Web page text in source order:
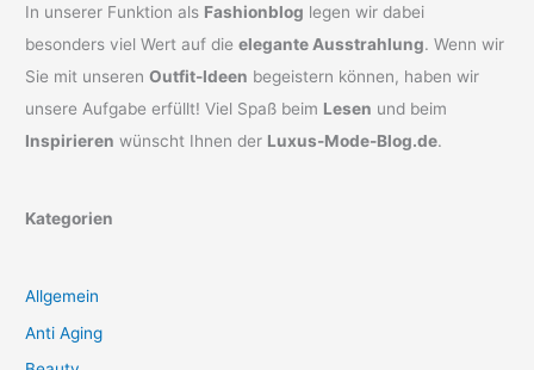
In unserer Funktion als Fashionblog legen wir dabei
besonders viel Wert auf dieelegante Ausstrahlung. Wenn wir
Sie mit unserenOutfit-Ideen begeistern können, haben wir
unsere Aufgabe erfüllt! Viel Spaß beim Lesen und beim
Inspirieren wünscht Ihnen der Luxus-Mode-Blog.de.
Kategorien
Allgemein
Anti Aging